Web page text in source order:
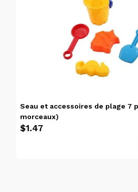
Seau et accessoires de plage 7
morceaux)
$1.47